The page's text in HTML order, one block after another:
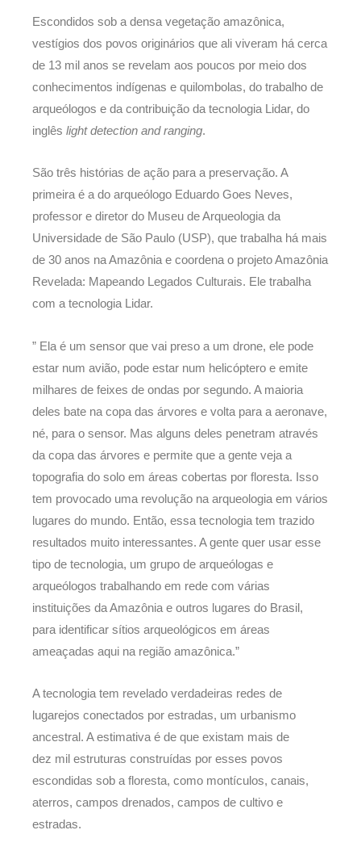
Escondidos sob a densa vegetação amazônica,
vestígios dos povos originários que ali viveram há cerca
de 13 mil anos se revelam aos poucos por meio dos
conhecimentos indígenas e quilombolas, do trabalho de
arqueólogos e da contribuição da tecnologia Lidar, do
inglês light detection and ranging.
São três histórias de ação para a preservação. A
primeira é a do arqueólogo Eduardo Goes Neves,
professor e diretor do Museu de Arqueologia da
Universidade de São Paulo (USP), que trabalha há mais
de 30 anos na Amazônia e coordena o projeto Amazônia
Revelada: Mapeando Legados Culturais. Ele trabalha
com a tecnologia Lidar.
” Ela é um sensor que vai preso a um drone, ele pode
estar num avião, pode estar num helicóptero e emite
milhares de feixes de ondas por segundo. A maioria
deles bate na copa das árvores e volta para a aeronave,
né, para o sensor. Mas alguns deles penetram através
da copa das árvores e permite que a gente veja a
topografia do solo em áreas cobertas por floresta. Isso
tem provocado uma revolução na arqueologia em vários
lugares do mundo. Então, essa tecnologia tem trazido
resultados muito interessantes. A gente quer usar esse
tipo de tecnologia, um grupo de arqueólogas e
arqueólogos trabalhando em rede com várias
instituições da Amazônia e outros lugares do Brasil,
para identificar sítios arqueológicos em áreas
ameaçadas aqui na região amazônica.”
A tecnologia tem revelado verdadeiras redes de
lugarejos conectados por estradas, um urbanismo
ancestral. A estimativa é de que existam mais de
dez mil estruturas construídas por esses povos
escondidas sob a floresta, como montículos, canais,
aterros, campos drenados, campos de cultivo e
estradas.